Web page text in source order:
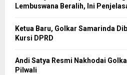
Lembuswana Beralih, Ini
Ketua Baru, Golkar Samarinda
Kursi DPRD
Andi Satya Resmi Nakhodai
Pilwali